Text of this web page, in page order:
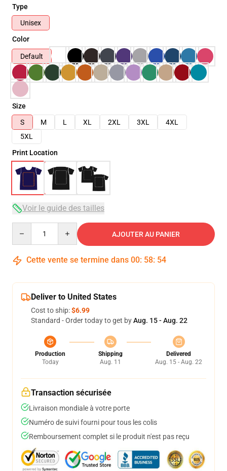
Type
Unisex
Color
Default
Size
S
M L XL 2XL 3XL
4XL
5XL
Print Location
Voir le guide des tailles
AJOUTER AU PANIER
Cette vente se termine dans 00: 58: 54
Deliver to United States
Cost to ship:$6.99
Standard - Order today to get byAug. 15 - Aug. 22
Production
Today
Shipping
Aug. 11
Delivered
Aug. 15 - Aug. 22
Transaction sécurisée
Livraison mondiale à votre porte
Numéro de suivi fourni pour tous les colis
Remboursement complet si le produit n'est pas reçu